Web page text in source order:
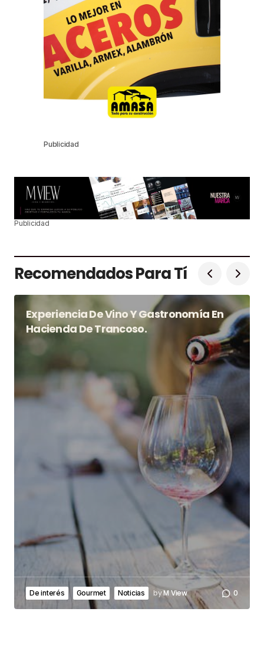
Publicidad
Publicidad
Recomendados Para Tí
Experiencia De Vino Y Gastronomía En
Hacienda De Trancoso.
De interés Gourmet Noticias byM View 0